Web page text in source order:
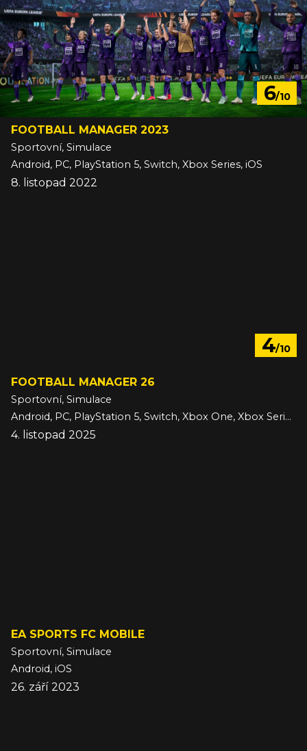
6/10
FOOTBALL MANAGER 2023
Sportovní, Simulace
Android, PC, PlayStation 5, Switch, Xbox Series, iOS
8. listopad 2022
4/10
FOOTBALL MANAGER 26
Sportovní, Simulace
Android, PC, PlayStation 5, Switch, Xbox One, Xbox Series, iOS
4. listopad 2025
EA SPORTS FC MOBILE
Sportovní, Simulace
Android, iOS
26. září 2023